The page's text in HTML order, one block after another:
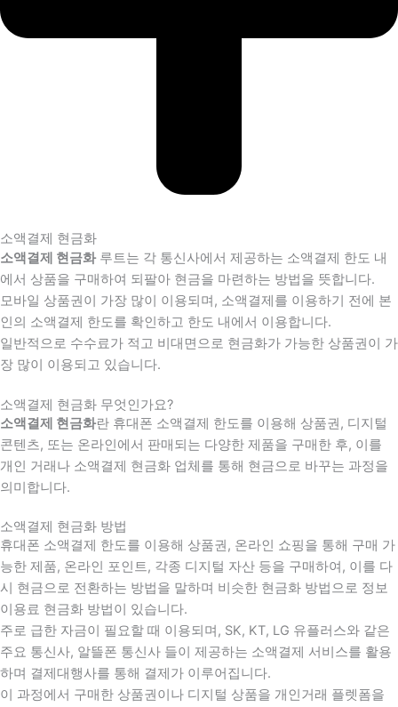
소액결제 현금화
소액결제 현금화루트는 각 통신사에서 제공하는 소액결제 한도 내
에서 상품을 구매하여 되팔아 현금을 마련하는 방법을 뜻합니다.
모바일 상품권이 가장 많이 이용되며, 소액결제를 이용하기 전에 본
인의 소액결제 한도를 확인하고 한도 내에서 이용합니다.
일반적으로 수수료가 적고 비대면으로 현금화가 가능한 상품권이 가
장 많이 이용되고 있습니다.
소액결제 현금화 무엇인가요?
소액결제 현금화란 휴대폰 소액결제 한도를 이용해 상품권, 디지털
콘텐츠, 또는 온라인에서 판매되는 다양한 제품을 구매한 후, 이를
개인 거래나 소액결제 현금화 업체를 통해 현금으로 바꾸는 과정을
의미합니다.
소액결제 현금화 방법
휴대폰 소액결제 한도를 이용해 상품권, 온라인 쇼핑을 통해 구매 가
능한 제품, 온라인 포인트, 각종 디지털 자산 등을 구매하여, 이를 다
시 현금으로 전환하는 방법을 말하며 비슷한 현금화 방법으로 정보
이용료 현금화 방법이 있습니다.
주로 급한 자금이 필요할 때 이용되며, SK, KT, LG 유플러스와 같은
주요 통신사, 알뜰폰 통신사 들이 제공하는 소액결제 서비스를 활용
하며 결제대행사를 통해 결제가 이루어집니다.
이 과정에서 구매한 상품권이나 디지털 상품을 개인거래 플렛폼을